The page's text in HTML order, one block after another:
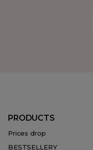
PRODUCTS
Prices drop
BESTSELLERY